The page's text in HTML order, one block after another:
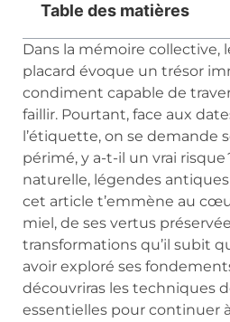
Table des matières
Dans la mémoire collective,
placard évoque un trésor
condiment capable de
faillir. Pourtant, face aux
l’étiquette, on se demande
périmé, y a-t-il un vrai risque
naturelle, légendes
cet article t’emmène au
miel, de ses vertus
transformations qu’il subit
avoir exploré ses
découvriras les techniques
essentielles pour continuer